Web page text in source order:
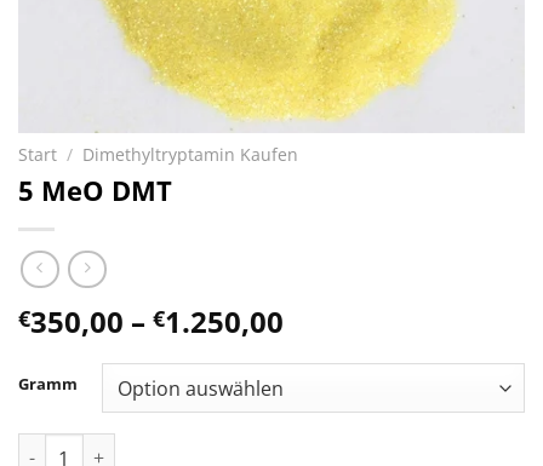
Start / Dimethyltryptamin Kaufen
5 MeO DMT
€350,00 – €1.250,00
€1.250,00
Gramm
5 MeO DMT Menge